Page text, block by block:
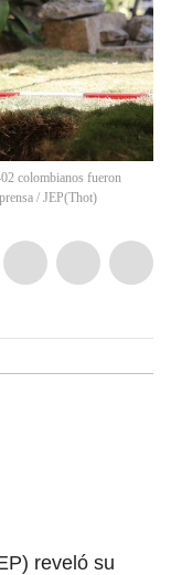
colombianos fueron
/ JEP(Thot)
reveló su